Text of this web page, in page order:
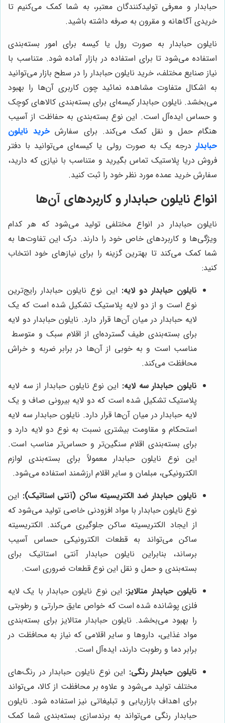
حبابدار و معرفی تولیدکنندگان معتبر، به شما کمک می‌کنیم تا
خریدی آگاهانه و مقرون به صرفه داشته باشید.
نایلون حبابدار به صورت رول یا کیسه برای امور بسته‌بندی
استفاده می‌شود تا برای استفاده در بازار آماده شود. متناسب با
نیاز صنایع مختلف، خرید نایلون حبابدار را در سطح بازار می‌توانید
به اشکال متفاوت مشاهده نمائید چون کاربری آن‌ها را بهبود
می‌بخشد. نایلون حبابدار کیسه‌ای برای بسته‌بندی کالاهای کوچک
و حساس ایده‌آل است. این نوع بسته‌بندی به حفاظت از آسیب
هنگام حمل و نقل کمک می‌کند. برای سفارش خرید نایلون
حبابدار درجه یک به صورت رولی یا کیسه‌ای می‌توانید با دفتر
فروش دریا پلاستیک تماس بگیرید و متناسب با نیازی که دارید،
سفارش خرید عمده مورد نظر خود را ثبت کنید.
انواع نایلون حبابدار و کاربردهای آن‌ها
نایلون حبابدار در انواع مختلفی تولید می‌شود که هر کدام
ویژگی‌ها و کاربردهای خاص خود را دارند. درک این تفاوت‌ها به
شما کمک می‌کند تا بهترین گزینه را برای نیازهای خود انتخاب
کنید:
نایلون حبابدار دو لایه: این نوع نایلون حبابدار رایج‌ترین
نوع است و از دو لایه پلاستیک تشکیل شده است که یک
لایه حبابدار در میان آن‌ها قرار دارد. نایلون حبابدار دو لایه
برای بسته‌بندی طیف گسترده‌ای از اقلام سبک و متوسط ​​
مناسب است و به خوبی از آن‌ها در برابر ضربه و خراش
محافظت می‌کند.
نایلون حبابدار سه لایه: این نوع نایلون حبابدار از سه لایه
پلاستیک تشکیل شده است که دو لایه بیرونی صاف و یک
لایه حبابدار در میان آن‌ها قرار دارد. نایلون حبابدار سه لایه
استحکام و مقاومت بیشتری نسبت به نوع دو لایه دارد و
برای بسته‌بندی اقلام سنگین‌تر و حساس‌تر مناسب است.
این نوع نایلون حبابدار معمولاً برای بسته‌بندی لوازم
الکترونیکی، مبلمان و سایر اقلام ارزشمند استفاده می‌شود.
نایلون حبابدار ضد الکتریسیته ساکن (آنتی استاتیک): این
نوع نایلون حبابدار با مواد افزودنی خاصی تولید می‌شود که
از ایجاد الکتریسیته ساکن جلوگیری می‌کند. الکتریسیته
ساکن می‌تواند به قطعات الکترونیکی حساس آسیب
برساند، بنابراین نایلون حبابدار آنتی استاتیک برای
بسته‌بندی و حمل و نقل این نوع قطعات ضروری است.
نایلون حبابدار متالایز: این نوع نایلون حبابدار با یک لایه
فلزی پوشانده شده است که خواص عایق حرارتی و رطوبتی
را بهبود می‌بخشد. نایلون حبابدار متالایز برای بسته‌بندی
مواد غذایی، داروها و سایر اقلامی که نیاز به محافظت در
برابر دما و رطوبت دارند، ایده‌آل است.
نایلون حبابدار رنگی: این نوع نایلون حبابدار در رنگ‌های
مختلف تولید می‌شود و علاوه بر محافظت از کالا، می‌تواند
برای اهداف بازاریابی و تبلیغاتی نیز استفاده شود. نایلون
حبابدار رنگی می‌تواند به برندسازی بسته‌بندی شما کمک